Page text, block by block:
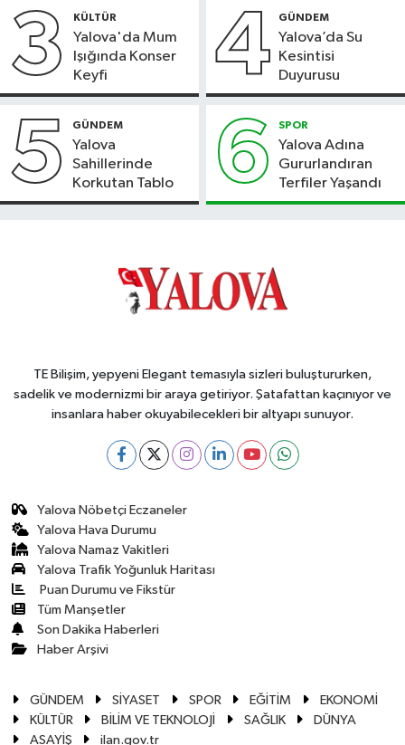
3 KÜLTÜR
Yalova'da Mum
Işığında Konser
Keyfi
4 GÜNDEM
Yalova’da Su
Kesintisi
Duyurusu
5 GÜNDEM
Yalova
Sahillerinde
Korkutan Tablo
6 SPOR
Yalova Adına
Gururlandıran
Terfiler Yaşandı
TE Bilişim, yepyeni Elegant temasıyla sizleri buluştururken,
sadelik ve modernizmi bir araya getiriyor. Şatafattan kaçınıyor ve
insanlara haber okuyabilecekleri bir altyapı sunuyor.
Yalova Nöbetçi Eczaneler
Yalova Hava Durumu
Yalova Namaz Vakitleri
Yalova Trafik Yoğunluk Haritası
Puan Durumu ve Fikstür
Tüm Manşetler
Son Dakika Haberleri
Haber Arşivi
GÜNDEM SİYASET SPOR EĞİTİM
EKONOMİ
KÜLTÜR
BİLİM VE TEKNOLOJİ SAĞLIK
DÜNYA
ASAYİŞ
ilan.gov.tr